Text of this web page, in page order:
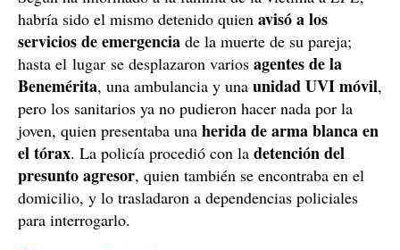
habría sido el mismo detenido quien avisó a los
servicios de emergencia de la muerte de su pareja;
hasta el lugar se desplazaron varios agentes de la
Benemérita, una ambulancia y una unidad UVI móvil,
pero los sanitarios ya no pudieron hacer nada por la
joven, quien presentaba una herida de arma blanca en
el tórax. La policía procedió con la detención del
presunto agresor, quien también se encontraba en el
domicilio, y lo trasladaron a dependencias policiales
para interrogarlo.